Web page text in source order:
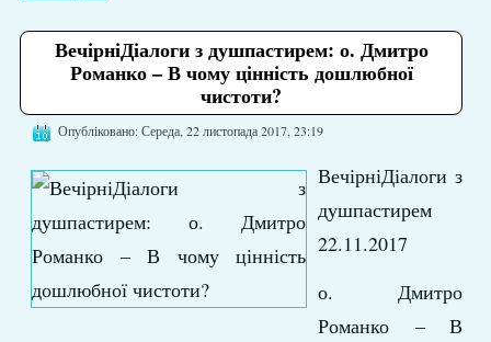
ВечірніДіалоги з душпастирем: о. Дмитро
Романко – В чому цінність дошлюбної
чистоти?
Опубліковано: Середа, 22 листопада 2017, 23:19
ВечірніДіалоги з
душпастирем
22.11.2017
о. Дмитро
Романко – В